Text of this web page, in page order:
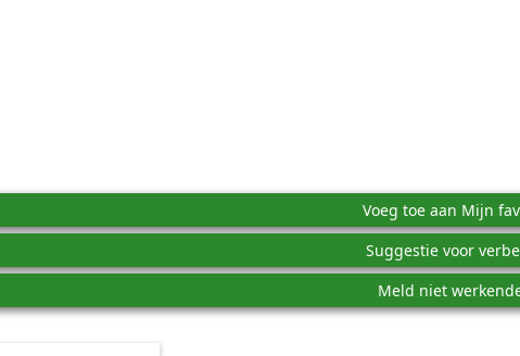
Voeg toe aan Mijn
Suggestie voor
Meld niet